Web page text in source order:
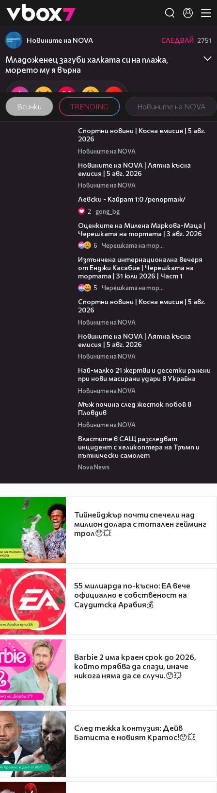
👾
Всички TRENDING Новините на NOVA
Новините на NOVA СЛЕДВАЙ 2751
Младоженец загуби халката си на плажа,
морето му я върна
03:37
Спортни новини | Късна емисия | 5 авг.
2026
Новините на NOVA
Новините на NOVA | Лятна късна
емисия | 5 авг. 2026
Новините на NOVA
Левски - Кайрат 1:0 /репортаж/
2 gong_bg
Оценките на Милена Маркова-Маца |
Черешката на тортата | 3 авг. 2026
6 Черешката на тортата
Изтънчена интернационална вечеря
от Енджи Касабие | Черешката на
тортата | 31 юли 2026 | Част 1
5 Черешката на тортата
Спортни новини | Късна емисия | 5 авг.
2026
Новините на NOVA
Новините на NOVA | Лятна късна
емисия | 5 авг. 2026
Новините на NOVA
Най-малко 21 жертви и десетки ранени
при нови масирани удари в Украйна
Новините на NOVA
Мъж почина след жесток побой в
Пловдив
Новините на NOVA
Властите в САЩ разследват
инцидент с хеликоптера на Тръмп и
пътнически самолет
Nova News
Тийнейджър почти спечели над
милион долара с тотален гейминг
трол😯💥
55 милиарда по-късно: EA вече
официално е собственост на
Саудитска Арабия💰
Barbie 2 има краен срок до 2026,
който трябва да спази, иначе
никога няма да се случи.😯💥
След тежка контузия: Дейв
Батиста е новият Кратос!😯💥